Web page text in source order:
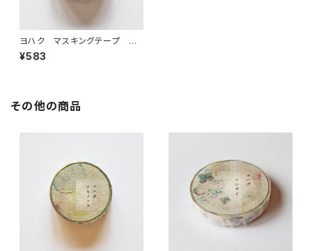
ヨハク マスキングテープ ナ
ノハナ Y-188
¥583
その他の商品